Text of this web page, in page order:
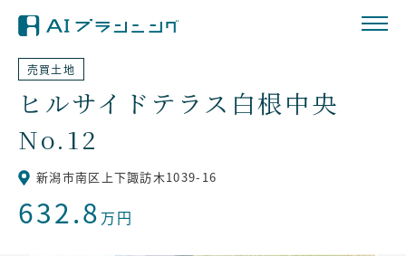
ヒルサイドテラス白根中央
No.12
売買土地
新潟市南区上下諏訪木1039-16
632.8 万円